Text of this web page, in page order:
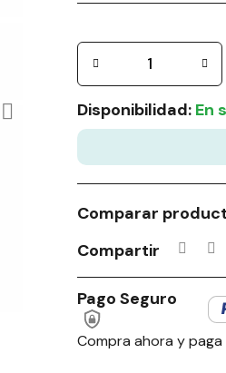
Disponibilidad: En
Comparar
Compartir
Pago Seguro
Compra ahora y